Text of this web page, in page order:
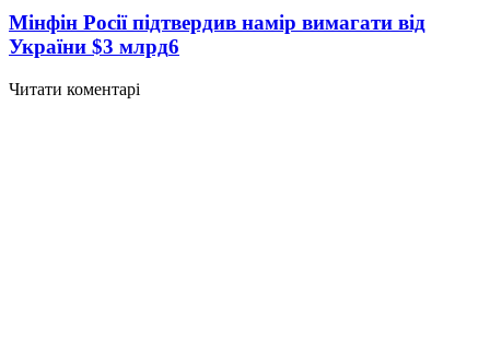
Мінфін Росії підтвердив намір вимагати від
України $3 млрд6
Читати коментарі